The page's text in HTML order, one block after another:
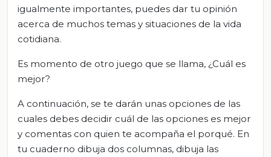
igualmente importantes, puedes dar tu opinión
acerca de muchos temas y situaciones de la vida
cotidiana.
Es momento de otro juego que se llama, ¿Cuál es
mejor?
A continuación, se te darán unas opciones de las
cuales debes decidir cuál de las opciones es mejor
y comentas con quien te acompaña el porqué. En
tu cuaderno dibuja dos columnas, dibuja las